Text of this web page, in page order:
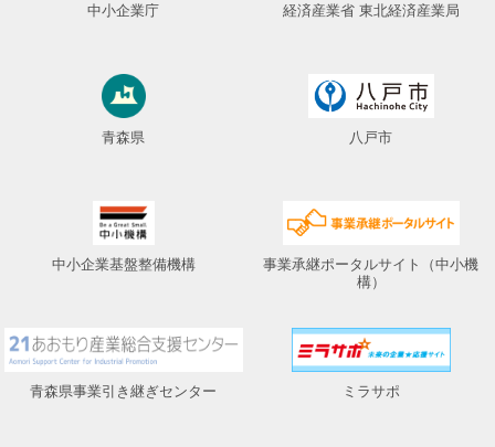
中小企業庁 経済産業省 東北経済産業局
青森県 八戸市
中小企業基盤整備機構
事業承継ポータルサイト（中小機
構）
青森県事業引き継ぎセンター ミラサポ